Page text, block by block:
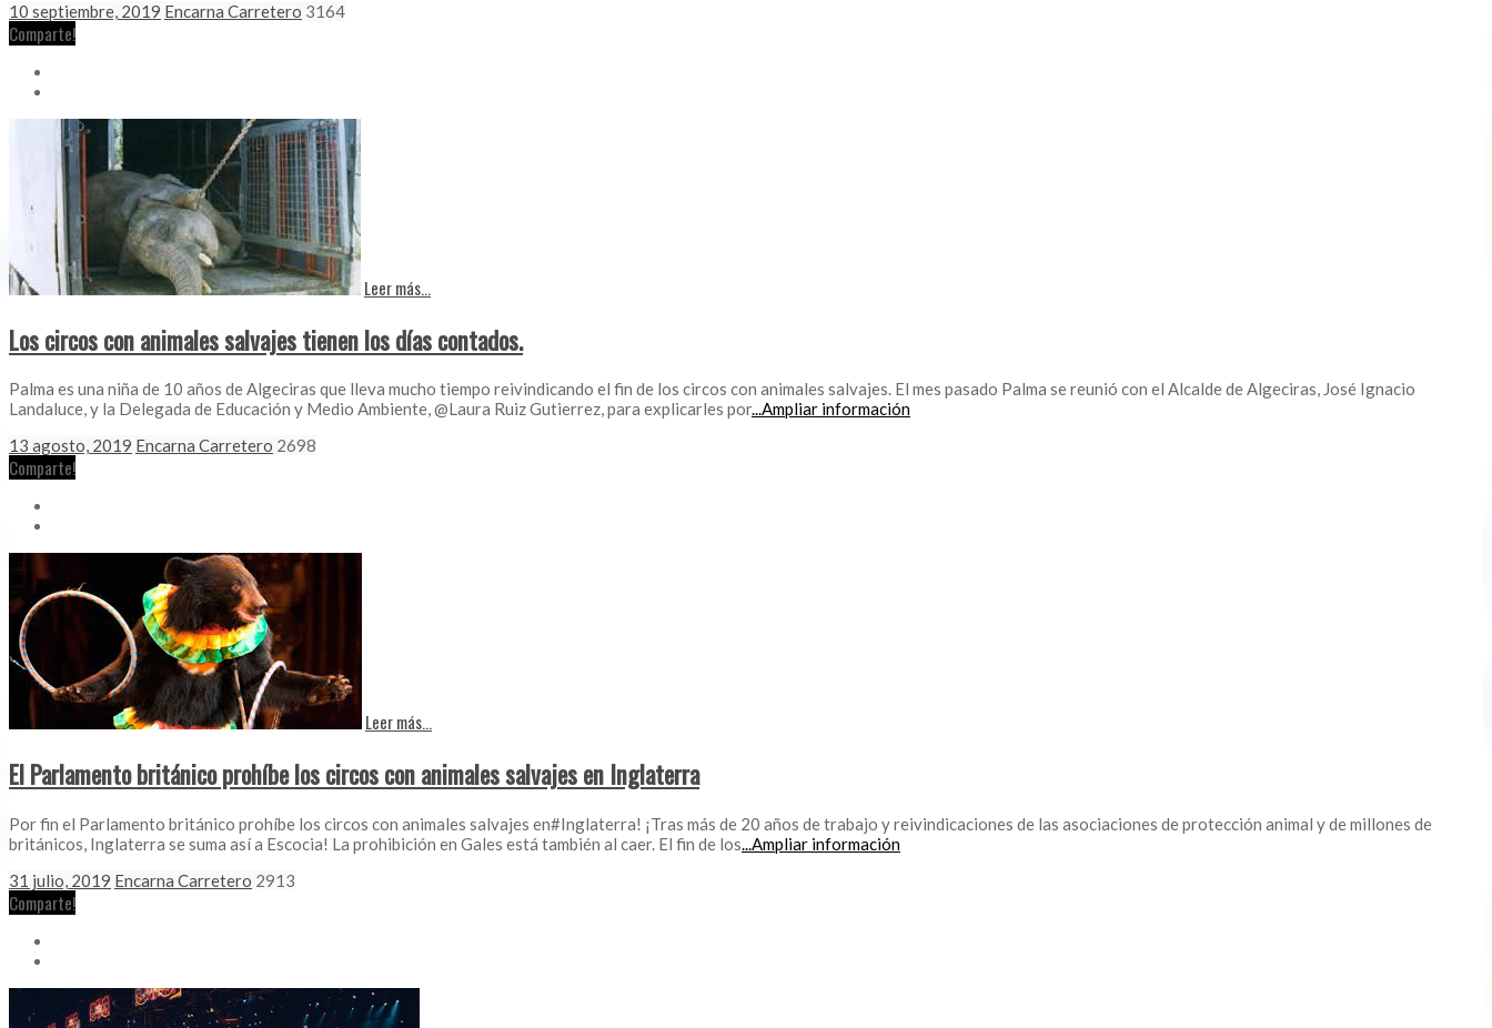
10 septiembre, 2019 Encarna Carretero 3164
Comparte!
Leer más...
Los circos con animales salvajes tienen los días contados.
Palma es una niña de 10 años de Algeciras que lleva mucho tiempo reivindicando el fin de los circos con animales salvajes. El mes pasado Palma se reunió con el Alcalde de Algeciras, José Ignacio
Landaluce, y la Delegada de Educación y Medio Ambiente, @Laura Ruiz Gutierrez, para explicarles por...Ampliar información
13 agosto, 2019 Encarna Carretero 2698
Comparte!
Leer más...
El Parlamento británico prohíbe los circos con animales salvajes en Inglaterra
Por fin el Parlamento británico prohíbe los circos con animales salvajes en#Inglaterra! ¡Tras más de 20 años de trabajo y reivindicaciones de las asociaciones de protección animal y de millones de
británicos, Inglaterra se suma así a Escocia! La prohibición en Gales está también al caer. El fin de los...Ampliar información
31 julio, 2019 Encarna Carretero 2913
Comparte!